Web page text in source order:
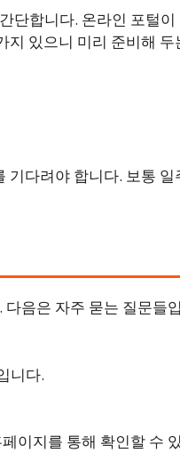
단합니다. 온라인 포털
지 있으니 미리 준비해 두
다려야 합니다. 보통
음은 자주 묻는 질문들
니다.
이지를 통해 확인할 수